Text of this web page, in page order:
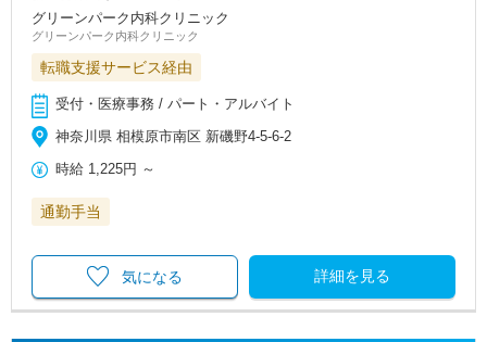
グリーンパーク内科クリニック
グリーンパーク内科クリニック
転職支援サービス経由
受付・医療事務 / パート・アルバイト
神奈川県 相模原市南区 新磯野4-5‐6-2
時給 1,225円 ～
通勤手当
詳細を見る
気になる